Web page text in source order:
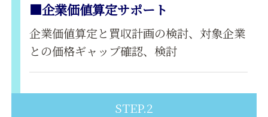
■企業価値算定サポート
企業価値算定と買収計画の検討、対象企業
との価格ギャップ確認、検討
STEP.2